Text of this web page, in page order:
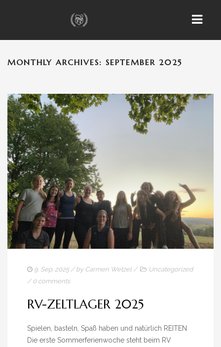
HOME
EVENTS
PFERDE
ANGEBOTE & AKTIVITÄTEN
PREISE
SATZUNGEN
KONTAKT
IMPRESSUM
MONTHLY ARCHIVES: SEPTEMBER 2025
9. Sep. 2025/ by Carmen Wetzel /
Uncategorized
/ 0 comments
RV-ZELTLAGER 2025
Spielen, basteln, Spaß haben und natürlich REITEN
Die erste Sommerferienwoche steht beim RV